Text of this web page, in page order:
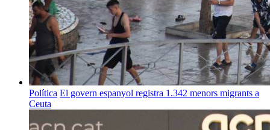
Política El govern espanyol registra 1.342 menors migrants a
Ceuta